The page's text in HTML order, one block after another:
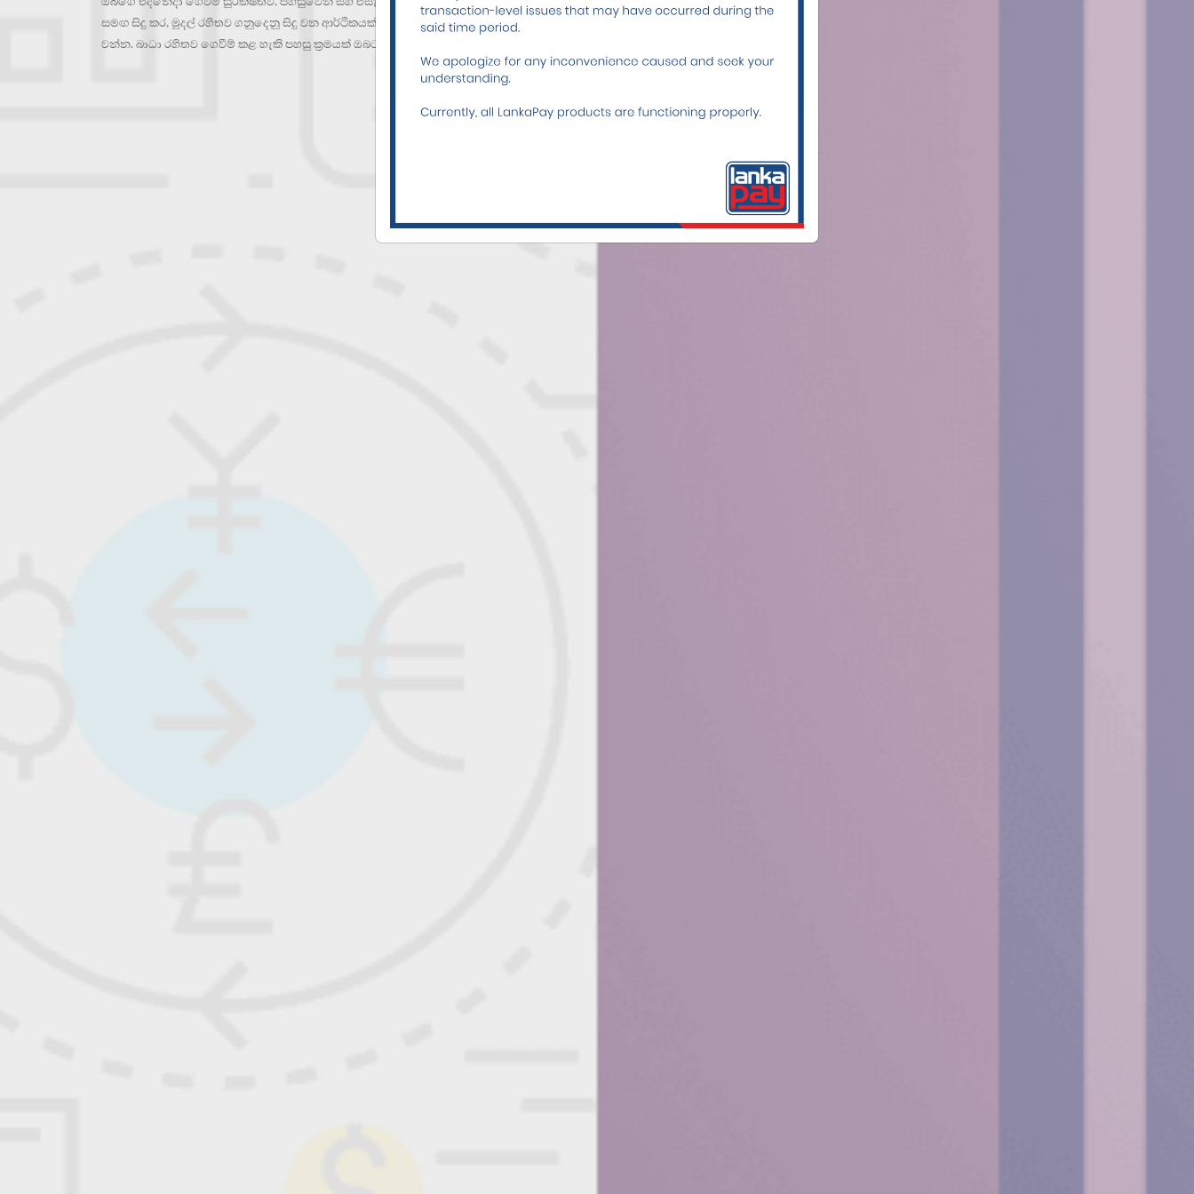
සමඟ සිදු කර, මුදල් රහිතව ගනුදෙනු සිදු වන ආර්ථිකයක් ගොඩ නැංවීමට දායක
වන්න. බාධා රහිතව ගෙවීම් කළ හැකි පහසු ක්‍රමයක් ඔබටත්, අදම එක්වන්න!